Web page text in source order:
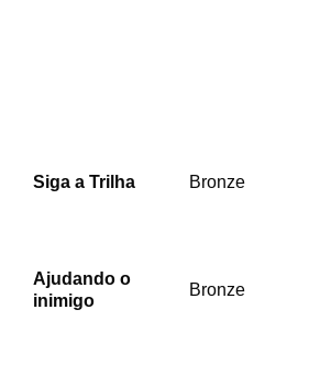
Siga a Trilha Bronze
Ajudando o
inimigo
Bronze